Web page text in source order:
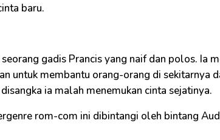
baru.
gadis Prancis yang naif dan polos. Ia
untuk membantu orang-orang di sekitarnya
ia malah menemukan cinta sejatinya.
rom-com ini dibintangi oleh bintang